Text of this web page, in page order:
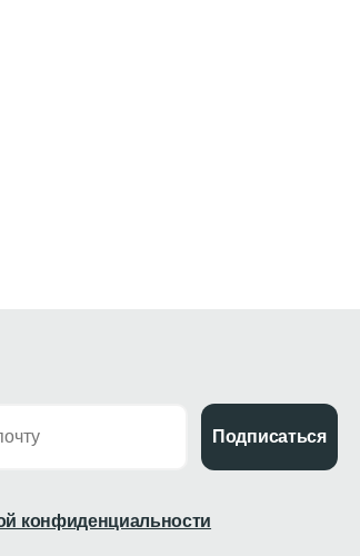
Подписаться
конфиденциальности